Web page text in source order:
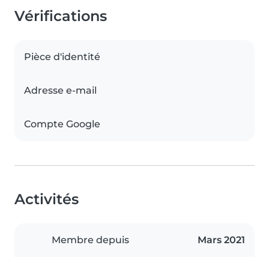
Vérifications
Pièce d'identité
Adresse e-mail
Compte Google
Activités
Membre depuis Mars 2021